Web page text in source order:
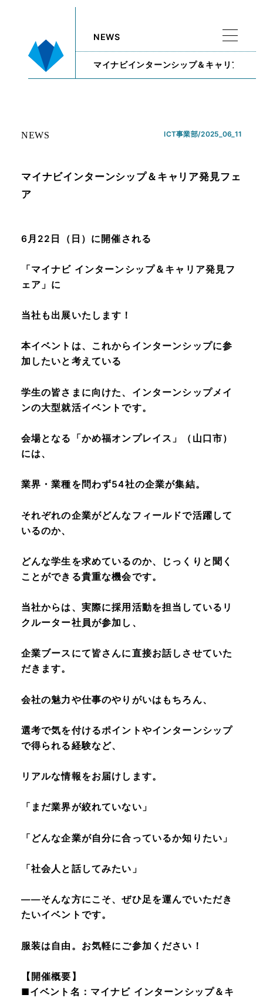
NEWS
マイナビインターンシップ＆キャリア発見
NEWS ICT事業部/2025_06_11
マイナビインターンシップ＆キャリア発見フェ
ア
6月22日（日）に開催される
「マイナビ インターンシップ＆キャリア発見フ
ェア」に
当社も出展いたします！
本イベントは、これからインターンシップに参
加したいと考えている
学生の皆さまに向けた、インターンシップメイ
ンの大型就活イベントです。
会場となる「かめ福オンプレイス」（山口市）
には、
業界・業種を問わず54社の企業が集結。
それぞれの企業がどんなフィールドで活躍して
いるのか、
どんな学生を求めているのか、じっくりと聞く
ことができる貴重な機会です。
当社からは、実際に採用活動を担当しているリ
クルーター社員が参加し、
企業ブースにて皆さんに直接お話しさせていた
だきます。
会社の魅力や仕事のやりがいはもちろん、
選考で気を付けるポイントやインターンシップ
で得られる経験など、
リアルな情報をお届けします。
「まだ業界が絞れていない」
「どんな企業が自分に合っているか知りたい」
「社会人と話してみたい」
――そんな方にこそ、ぜひ足を運んでいただき
たいイベントです。
服装は自由。お気軽にご参加ください！
【開催概要】
■イベント名：マイナビ インターンシップ＆キ